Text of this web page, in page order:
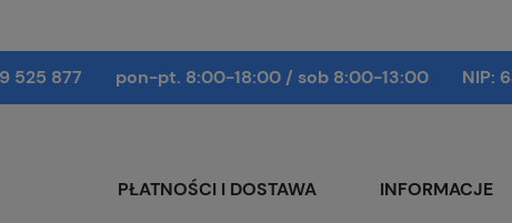
525 877 pon-pt. 8:00-18:00/ sob 8:00-13:00 NIP:
PŁATNOŚCI I DOSTAWA INFORMACJE